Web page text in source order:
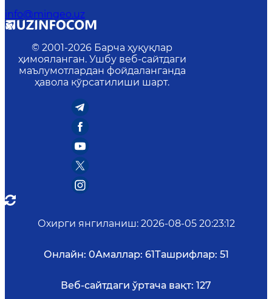
info@mingeo.uz
© 2001-2026 Барча ҳуқуқлар
ҳимояланган. Ушбу веб-сайтдаги
маълумотлардан фойдаланганда
ҳавола кўрсатилиши шарт.
Охирги янгиланиш: 2026-08-05 20:23:12
Онлайн: 0Амаллар: 61Ташрифлар: 51
Веб-сайтдаги ўртача вақт: 127